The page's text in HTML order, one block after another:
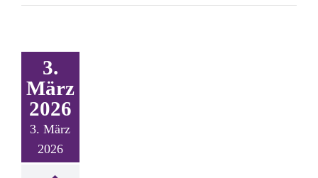
3.
März
2026
3. März
2026